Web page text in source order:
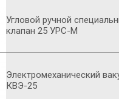
Угловой ручной
клапан 25 УРС-М
Электромеханический
КВЭ-25